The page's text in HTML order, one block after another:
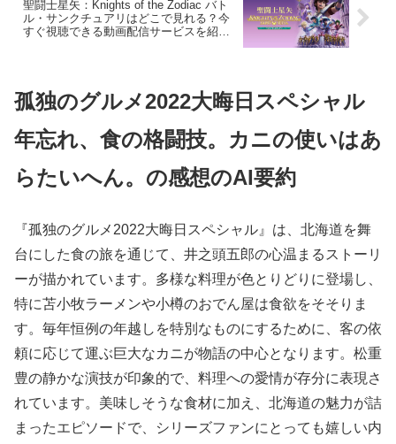
聖闘士星矢：Knights of the Zodiac バト
ル・サンクチュアリはどこで見れる？今
すぐ視聴できる動画配信サービスを紹
孤独のグルメ2022大晦日スペシャル
年忘れ、食の格闘技。カニの使いはあ
らたいへん。の感想のAI要約
『孤独のグルメ2022大晦日スペシャル』は、北海道を舞
台にした食の旅を通じて、井之頭五郎の心温まるストーリ
ーが描かれています。多様な料理が色とりどりに登場し、
特に苫小牧ラーメンや小樽のおでん屋は食欲をそそりま
す。毎年恒例の年越しを特別なものにするために、客の依
頼に応じて運ぶ巨大なカニが物語の中心となります。松重
豊の静かな演技が印象的で、料理への愛情が存分に表現さ
れています。美味しそうな食材に加え、北海道の魅力が詰
まったエピソードで、シリーズファンにとっても嬉しい内